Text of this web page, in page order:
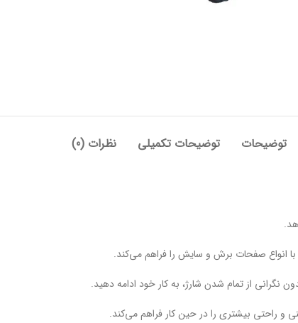
توضیحات توضیحات تکمیلی نظرات (0)
نگرانی از تمام شدن شارژ، به کار خود ادامه دهید.
و راحتی بیشتری را در حین کار فراهم می‌کند.